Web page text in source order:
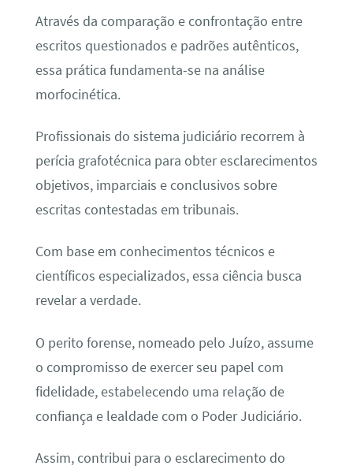
Através da comparação e confrontação entre
escritos questionados e padrões autênticos,
essa prática fundamenta-se na análise
morfocinética.
Profissionais do sistema judiciário recorrem à
perícia grafotécnica para obter esclarecimentos
objetivos, imparciais e conclusivos sobre
escritas contestadas em tribunais.
Com base em conhecimentos técnicos e
científicos especializados, essa ciência busca
revelar a verdade.
O perito forense, nomeado pelo Juízo, assume
o compromisso de exercer seu papel com
fidelidade, estabelecendo uma relação de
confiança e lealdade com o Poder Judiciário.
Assim, contribui para o esclarecimento do